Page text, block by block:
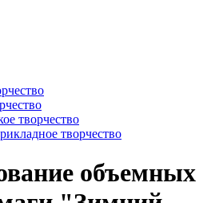
творчество
творчество
объемных